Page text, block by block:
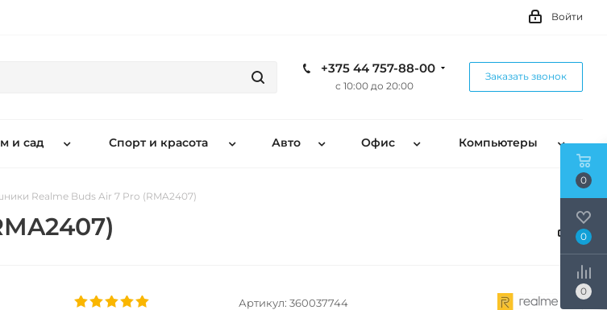
Войти
+375 44 757-88-00
с 10:00 до 20:00
Заказать звонок
и сад Спорт и красота Авто Офис Компьютеры
Realme Buds Air 7 Pro (RMA2407)
Артикул: 360037744
0
0
0